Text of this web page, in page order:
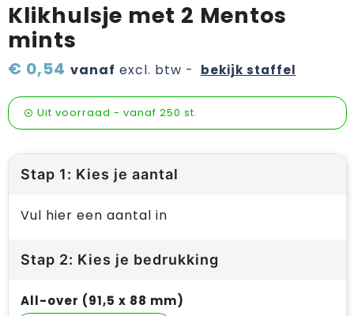
Klikhulsje met 2 Mentos
mints
€ 0,54 vanaf excl. btw - bekijk staffel
Uit voorraad - vanaf 250 st.
Stap 1: Kies je aantal
Vul hier een aantal in
Stap 2: Kies je bedrukking
All-over (91,5 x 88 mm)